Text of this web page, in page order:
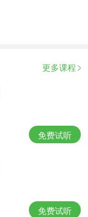
更多课程
免费试听
免费试听